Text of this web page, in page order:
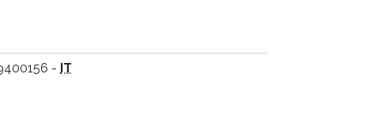
- IT